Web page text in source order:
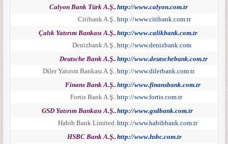
Calyon Bank Türk A.Ş.. http://www.calyon.com.tr
Citibank A.Ş.. http://www.citibank.com.tr
Çalık Yatırım Bankası A.Ş.. http://www.calikbank.com.tr
Denizbank A.Ş.. http://www.denizbank.com
Deutsche Bank A.Ş.. http://www.deutschebank.com.tr
Diler Yatırım Bankası A.Ş.. http://www.dilerbank.com.tr
Finans Bank A.Ş.. http://www.finansbank.com.tr
Fortis Bank A.Ş.. http://www.fortis.com.tr
GSD Yatırım Bankası A.Ş.. http://www.gsdbank.com.tr
Habib Bank Limited. http://www.habibbank.com.tr
HSBC Bank A.Ş.. http://www.hsbc.com.tr